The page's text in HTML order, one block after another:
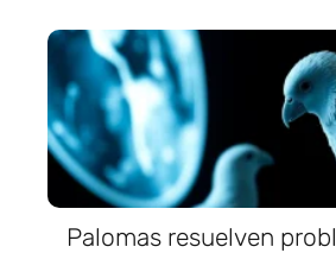
Palomas resuelven